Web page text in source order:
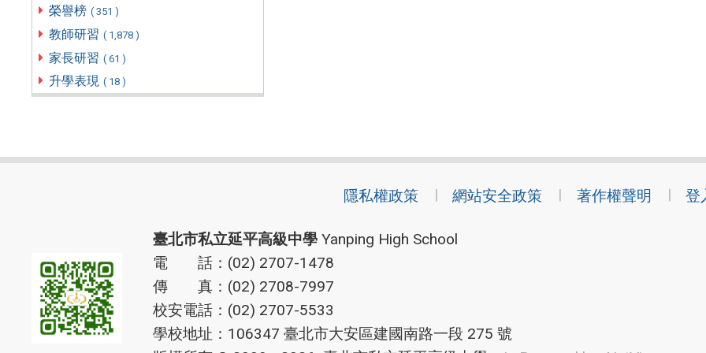
榮譽榜 ( 351 )
教師研習 ( 1,878 )
家長研習 ( 61 )
升學表現 ( 18 )
隱私權政策 網站安全政策 著作權聲明 登
臺北市私立延平高級中學Yanping High School
電 話：(02) 2707-1478
傳 真：(02) 2708-7997
校安電話：(02) 2707-5533
學校地址：106347 臺北市大安區建國南路一段 275 號